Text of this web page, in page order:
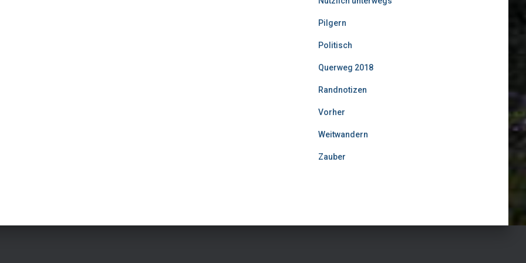
Pilgern
Politisch
Querweg 2018
Randnotizen
Vorher
Weitwandern
Zauber